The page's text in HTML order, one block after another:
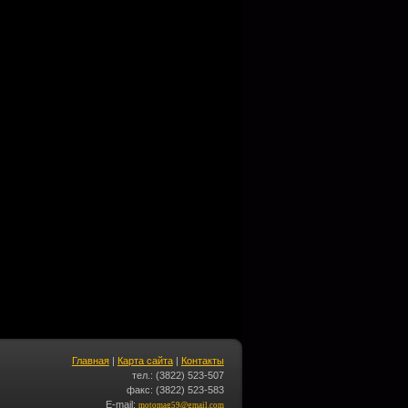
Главная| Карта сайта| Контакты
тел.: (3822) 523-507
факс: (3822) 523-583
E-mail: motomag59@gmail.com